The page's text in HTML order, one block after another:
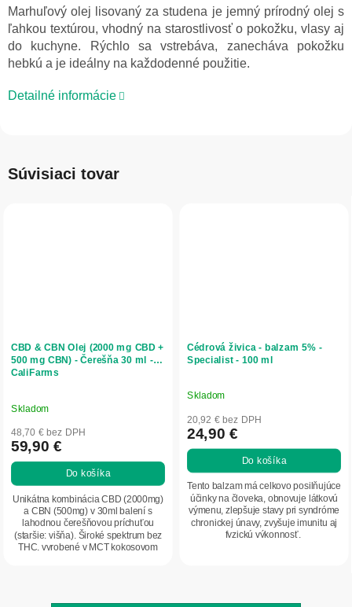
Marhuľový olej lisovaný za studena je jemný prírodný olej s
ľahkou textúrou, vhodný na starostlivosť o pokožku, vlasy aj
do kuchyne. Rýchlo sa vstrebáva, zanecháva pokožku
hebkú a je ideálny na každodenné použitie.
Detailné informácie
Súvisiaci tovar
CBD & CBN Olej (2000 mg CBD +
500 mg CBN) - Čerešňa 30 ml -
CaliFarms
Skladom
48,70 € bez DPH
59,90 €
Do košíka
Unikátna kombinácia CBD (2000mg)
a CBN (500mg) v 30ml balení s
lahodnou čerešňovou príchuťou
(staršie: višňa). Široké spektrum bez
THC, vyrobené v MCT kokosovom
Cédrová živica - balzam 5% -
Specialist - 100 ml
Priemerné
hodnotenie
produktu
je
5,0
z
5
hviezdičiek.
Skladom
20,92 € bez DPH
24,90 €
Do košíka
Tento balzam má celkovo posilňujúce
účinky na človeka, obnovuje látkovú
výmenu, zlepšuje stavy pri syndróme
chronickej únavy, zvyšuje imunitu aj
fyzickú výkonnosť.